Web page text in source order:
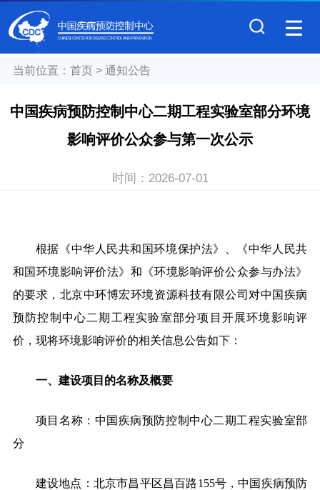
当前位置： 首页> 通知公告
中国疾病预防控制中心二期工程实验室部分环境
影响评价公众参与第一次公示
时间： 2026-07-01
根据《中华人民共和国环境保护法》、《中华人民共
和国环境影响评价法》和《环境影响评价公众参与办法》
的要求，北京中环博宏环境资源科技有限公司对中国疾病
预防控制中心二期工程实验室部分项目开展环境影响评
价，现将环境影响评价的相关信息公告如下：
一、建设项目的名称及概要
项目名称：中国疾病预防控制中心二期工程实验室部
分
建设地点：北京市昌平区昌百路155号，中国疾病预防